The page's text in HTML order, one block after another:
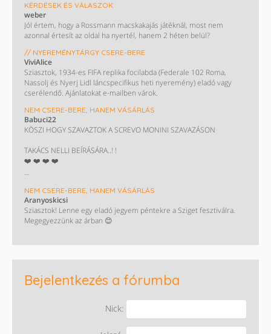
KÉRDÉSEK ÉS VÁLASZOK
weber
Jól értem, hogy a Rossmann macskakajás játéknál, most nem
azonnal értesít az oldal ha nyertél, hanem 2 héten belül?
// NYEREMÉNYTÁRGY CSERE-BERE
ViviAlice
Sziasztok, 1934-es FIFA replika focilabda (Federale 102 Roma,
Nassolj és Nyerj Lidl láncspecifikus heti nyeremény) eladó vagy
cserélendő. Ajánlatokat e-mailben várok.
NEM CSERE-BERE, HANEM VÁSÁRLÁS
Babuci22
KÖSZI HOGY SZAVAZTOK A SCREVO MONINI SZAVAZÁSON
TAKÁCS NELLI BEÍRÁSÁRA..! !
❤️ ❤️ ❤️ ❤️
50000 értékben 2028 év vége a lejárat 1000.- os címletekben.
Csere is érdekel spar lidl tesco coop utikra leginkább...
ELADÓ:
---------------
- BOSCH vezeték nélküli porszívó
NEM CSERE-BERE, HANEM VÁSÁRLÁS
Aranyoskicsi
Sziasztok! Lenne egy eladó jegyem péntekre a Sziget fesztiválra.
Megegyezzünk az árban 😊
Bejelentkezés a fórumba
Nick: